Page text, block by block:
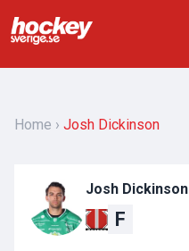
YouTube
Evenemang
Övrigt
Home Josh Dickinson
Josh Dickinson
F